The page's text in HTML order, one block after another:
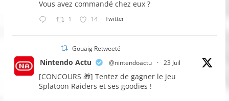
Vous avez commandé chez eux ?
1 14 Twitter
Gouaig Retweeté
Nintendo Actu @nintendoactu · 23 Juil
[CONCOURS 🎁] Tentez de gagner le jeu
Splatoon Raiders et ses goodies !